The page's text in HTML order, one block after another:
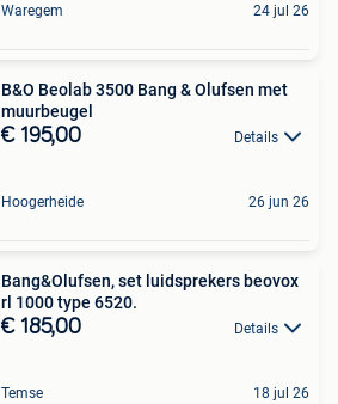
Waregem 24 jul 26
B&O Beolab 3500 Bang & Olufsen met
muurbeugel
€ 195,00 Details
Hoogerheide 26 jun 26
Bang&Olufsen, set luidsprekers beovox
rl 1000 type 6520.
€ 185,00 Details
Temse 18 jul 26